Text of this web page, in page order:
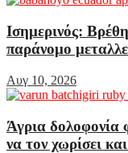
Ισημερινός:
παράνομο
Αυγ 10, 2026
Άγρια δολοφονία
να τον χωρίσει